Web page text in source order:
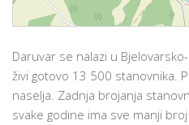
Daruvar se nalazi u
živi gotovo 13 500 stanovnika.
naselja. Zadnja brojanja
svake godine ima sve manji